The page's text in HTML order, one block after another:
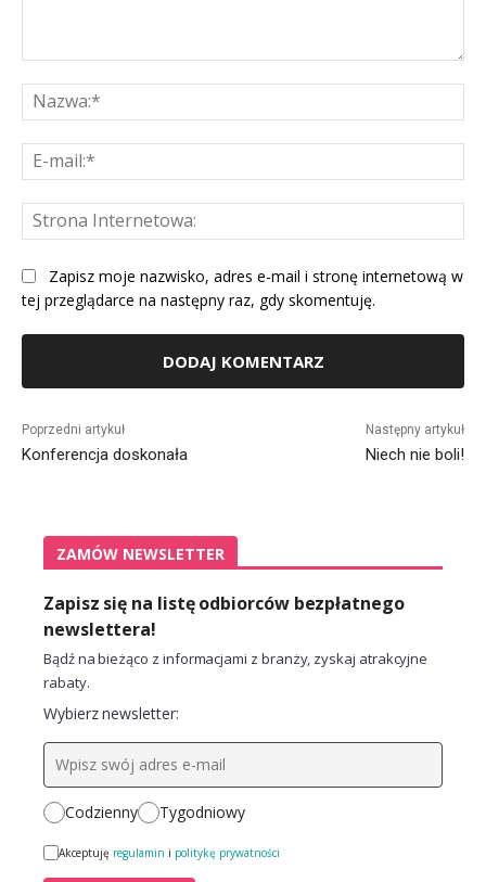
Zapisz moje nazwisko, adres e-mail i stronę internetową w
tej przeglądarce na następny raz, gdy skomentuję.
Poprzedni artykuł
Konferencja doskonała
Następny artykuł
Niech nie boli!
ZAMÓW NEWSLETTER
Zapisz się na listę odbiorców bezpłatnego
newslettera!
Bądź na bieżąco z informacjami z branży, zyskaj atrakcyjne
rabaty.
Wybierz newsletter:
Codzienny Tygodniowy
Akceptuję regulamin i politykę prywatności